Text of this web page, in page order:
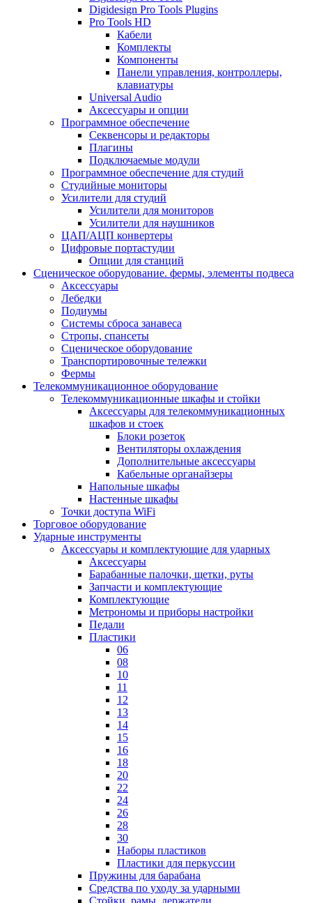
Digidesign Pro Tools Plugins
Pro Tools HD
Кабели
Комплекты
Компоненты
Панели управления, контроллеры,
клавиатуры
Universal Audio
Аксессуары и опции
Программное обеспечение
Cеквенсоры и редакторы
Плагины
Подключаемые модули
Программное обеспечение для студий
Студийные мониторы
Усилители для студий
Усилители для мониторов
Усилители для наушников
ЦАП/АЦП конвертеры
Цифровые портастудии
Опции для станций
Сценическое оборудование. фермы, элементы подвеса
Аксессуары
Лебедки
Подиумы
Системы сброса занавеса
Стропы, спансеты
Сценическое оборудование
Транспортировочные тележки
Фермы
Телекоммуникационное оборудование
Телекоммуникационные шкафы и стойки
Аксессуары для телекоммуникационных
шкафов и стоек
Блоки розеток
Вентиляторы охлаждения
Дополнительные аксессуары
Кабельные органайзеры
Напольные шкафы
Настенные шкафы
Точки доступа WiFi
Торговое оборудование
Ударные инструменты
Аксессуары и комплектующие для ударных
Аксессуары
Барабанные палочки, щетки, руты
Запчасти и комплектующие
Комплектующие
Метрономы и приборы настройки
Педали
Пластики
06
08
10
11
12
13
14
15
16
18
20
22
24
26
28
30
Наборы пластиков
Пластики для перкуссии
Пружины для барабана
Средства по уходу за ударными
Стойки, рамы, держатели